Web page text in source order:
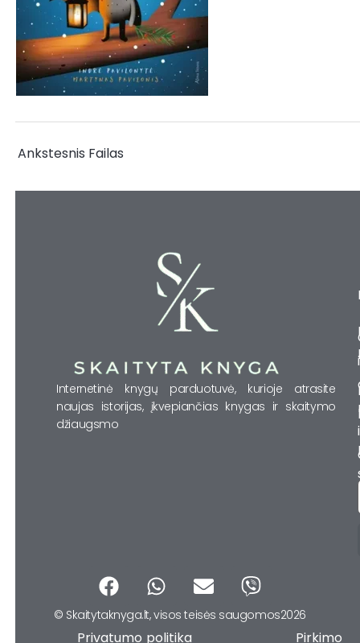
Ankstesnis Failas
Internetinė knygų parduotuvė, kurioje atrasite
naujas istorijas, įkvepiančias knygas ir skaitymo
džiaugsmo
F
a
c
W
h
a
E
n
v
V
b
© Skaitytaknyga.lt, visos teisės saugomos2026
Privatumo politika Pirkimo